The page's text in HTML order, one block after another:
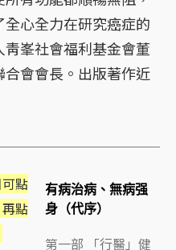
心全力在研究癌症的
峯社會福利基金會董
會會長。出版著作近
點
點
有病治病、無病强
身（代序）
第一部 「行醫」健